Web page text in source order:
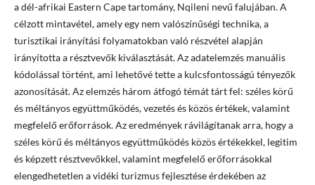
a dél-afrikai Eastern Cape tartomány, Nqileni nevű falujában. A
célzott mintavétel, amely egy nem valószínűségi technika, a
turisztikai irányítási folyamatokban való részvétel alapján
irányította a résztvevők kiválasztását. Az adatelemzés manuális
kódolással történt, ami lehetővé tette a kulcsfontosságú tényezők
azonosítását. Az elemzés három átfogó témát tárt fel: széles körű
és méltányos együttműködés, vezetés és közös értékek, valamint
megfelelő erőforrások. Az eredmények rávilágítanak arra, hogy a
széles körű és méltányos együttműködés közös értékekkel, legitim
és képzett résztvevőkkel, valamint megfelelő erőforrásokkal
elengedhetetlen a vidéki turizmus fejlesztése érdekében az